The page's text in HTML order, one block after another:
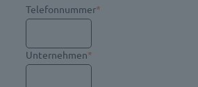
Telefonnummer*
Unternehmen*